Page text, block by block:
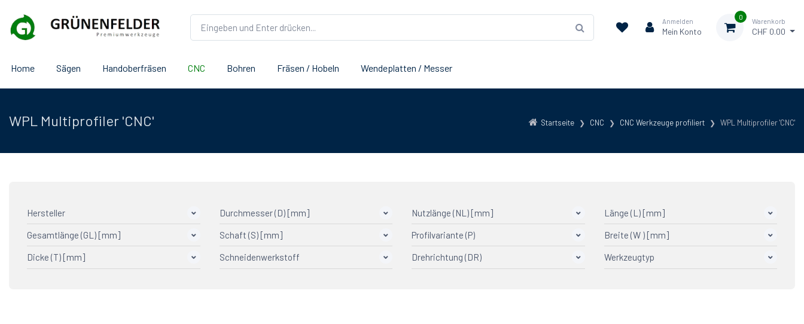
Anmelden
Mein Konto
0
Warenkorb
CHF 0.00
Home Sägen Handoberfräsen CNC Bohren Fräsen / Hobeln Wendeplatten / Messer
Startseite CNC CNC Werkzeuge profiliert WPL Multiprofiler 'CNC'
WPL Multiprofiler 'CNC'
Hersteller
AGEFA Präzisionswerkzeuge
Aigner
Durchmesser (D) [mm] Nutzlänge (NL) [mm] Länge (L) [mm]
Gesamtlänge (GL) [mm] Schaft (S) [mm]
25
Profilvariante (P)
1
Breite (W ) [mm]
Dicke (T) [mm] Schneidenwerkstoff Drehrichtung (DR) Werkzeugtyp